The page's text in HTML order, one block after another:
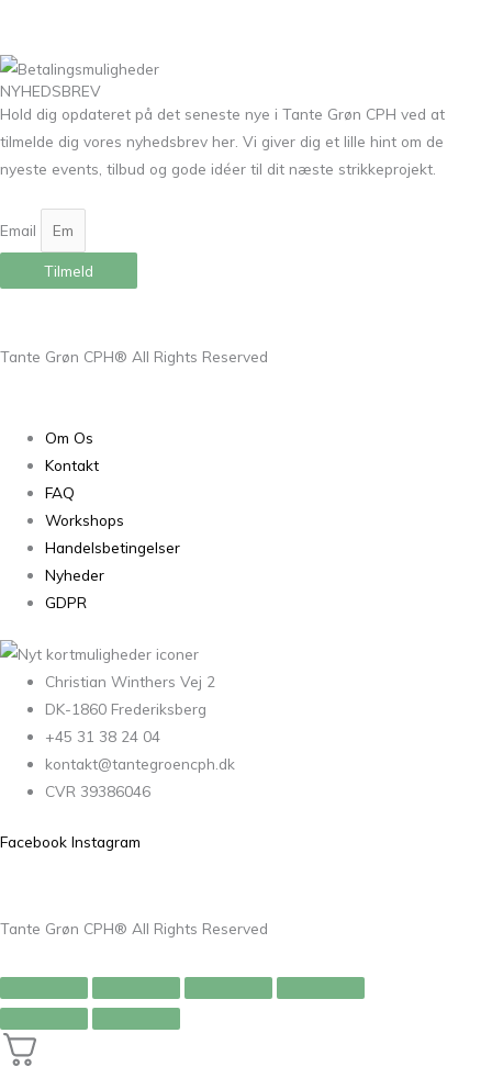
NYHEDSBREV
Hold dig opdateret på det seneste nye i Tante Grøn CPH ved at
tilmelde dig vores nyhedsbrev her. Vi giver dig et lille hint om de
nyeste events, tilbud og gode idéer til dit næste strikkeprojekt.
Email
Tilmeld
Tante Grøn CPH® All Rights Reserved
Om Os
Kontakt
FAQ
Workshops
Handelsbetingelser
Nyheder
GDPR
Christian Winthers Vej 2
DK-1860 Frederiksberg
+45 31 38 24 04
kontakt@tantegroencph.dk
CVR 39386046
Facebook Instagram
Tante Grøn CPH® All Rights Reserved